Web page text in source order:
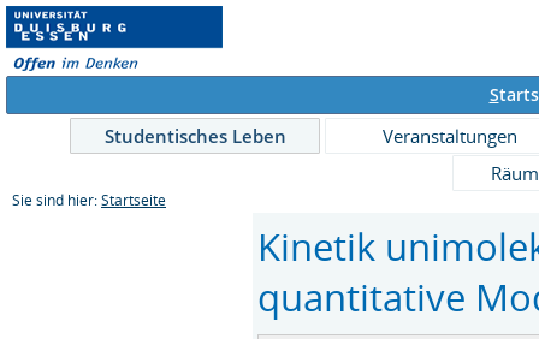
S
Studentisches Leben
Veranstaltungen
Sie sind hier: Startseite
Kinetik
quantitative